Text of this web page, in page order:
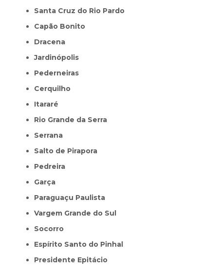
Santa Cruz do Rio Pardo
Capão Bonito
Dracena
Jardinópolis
Pederneiras
Cerquilho
Itararé
Rio Grande da Serra
Serrana
Salto de Pirapora
Pedreira
Garça
Paraguaçu Paulista
Vargem Grande do Sul
Socorro
Espírito Santo do Pinhal
Presidente Epitácio